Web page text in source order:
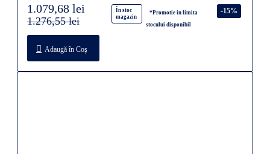
În stoc
magazin
*Promotie in limita
stocului disponibil
-15%
1.079,68 lei
1.276,55 lei
Adaugă în Coş